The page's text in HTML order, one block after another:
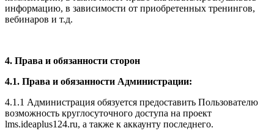
информацию, в зависимости от приобретенных тренингов,
вебинаров и т.д.
4. Права и обязанности сторон
4.1. Права и обязанности Администрации:
4.1.1 Администрация обязуется предоставить Пользователю
возможность круглосуточного доступа на проект
lms.ideaplus124.ru, а также к аккаунту последнего.